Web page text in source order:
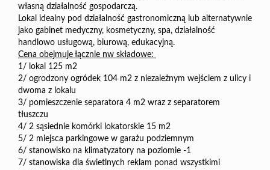
własną działalność gospodarczą.
Lokal idealny pod działalność gastronomiczną lub alternatywnie
jako gabinet medyczny, kosmetyczny, spa, działalność
handlowo usługową, biurową, edukacyjną.
Cena obejmuje łącznie nw składowe:
1/ lokal 125 m2
2/ ogrodzony ogródek 104 m2 z niezależnym wejściem z ulicy i
dwoma z lokalu
3/ pomieszczenie separatora 4 m2 wraz z separatorem
tłuszczu
4/ 2 sąsiednie komórki lokatorskie 15 m2
5/ 2 miejsca parkingowe w garażu podziemnym
6/ stanowisko na klimatyzatory na poziomie -1
7/ stanowiska dla świetlnych reklam ponad wszystkimi